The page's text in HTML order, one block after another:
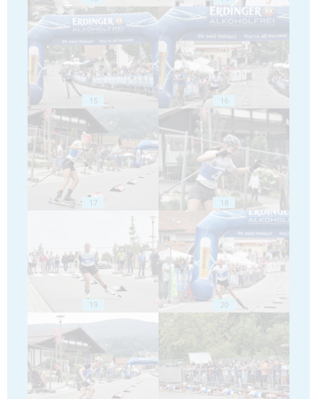
15 16
17 18
19 20